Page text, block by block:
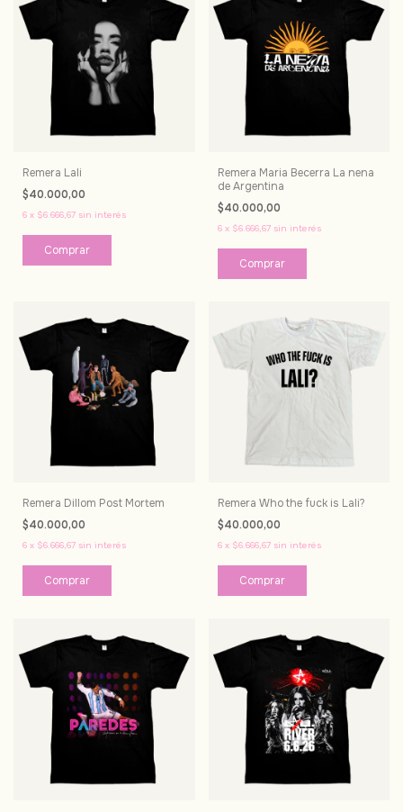
Remera Lali
$40.000,00
6 x $6.666,67 sin interés
Comprar
Remera Maria Becerra La nena
de Argentina
$40.000,00
6 x $6.666,67 sin interés
Comprar
Remera Dillom Post Mortem
$40.000,00
6 x $6.666,67 sin interés
Comprar
Remera Who the fuck is Lali?
$40.000,00
6 x $6.666,67 sin interés
Comprar